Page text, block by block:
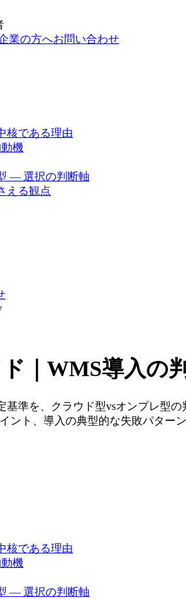
業の方へお問い合わせ
核である理由
機
— 選択の判断軸
える観点
｜WMS導入の
基準を、クラウド型vsオンプレ型
ント、導入の典型的な失敗パター
核である理由
機
— 選択の判断軸